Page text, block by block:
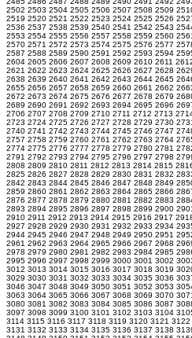
2502 2503 2504 2505 2506 2507 2508 2509
2519 2520 2521 2522 2523 2524 2525 2526
2536 2537 2538 2539 2540 2541 2542 2543
2553 2554 2555 2556 2557 2558 2559 2560
2570 2571 2572 2573 2574 2575 2576 2577
2587 2588 2589 2590 2591 2592 2593 2594
2604 2605 2606 2607 2608 2609 2610 2611
2621 2622 2623 2624 2625 2626 2627 2628
2638 2639 2640 2641 2642 2643 2644 2645
2655 2656 2657 2658 2659 2660 2661 2662
2672 2673 2674 2675 2676 2677 2678 2679
2689 2690 2691 2692 2693 2694 2695 2696
2706 2707 2708 2709 2710 2711 2712 2713
2723 2724 2725 2726 2727 2728 2729 2730
2740 2741 2742 2743 2744 2745 2746 2747
2757 2758 2759 2760 2761 2762 2763 2764
2774 2775 2776 2777 2778 2779 2780 2781
2791 2792 2793 2794 2795 2796 2797 2798
2808 2809 2810 2811 2812 2813 2814 2815
2825 2826 2827 2828 2829 2830 2831 2832
2842 2843 2844 2845 2846 2847 2848 2849
2859 2860 2861 2862 2863 2864 2865 2866
2876 2877 2878 2879 2880 2881 2882 2883
2893 2894 2895 2896 2897 2898 2899 2900
2910 2911 2912 2913 2914 2915 2916 2917
2927 2928 2929 2930 2931 2932 2933 2934
2944 2945 2946 2947 2948 2949 2950 2951
2961 2962 2963 2964 2965 2966 2967 2968
2978 2979 2980 2981 2982 2983 2984 2985
2995 2996 2997 2998 2999 3000 3001 3002
3012 3013 3014 3015 3016 3017 3018 3019
3029 3030 3031 3032 3033 3034 3035 3036
3046 3047 3048 3049 3050 3051 3052 3053
3063 3064 3065 3066 3067 3068 3069 3070
3080 3081 3082 3083 3084 3085 3086 3087
3097 3098 3099 3100 3101 3102 3103 3104
3114 3115 3116 3117 3118 3119 3120 3121 3122
3131 3132 3133 3134 3135 3136 3137 3138